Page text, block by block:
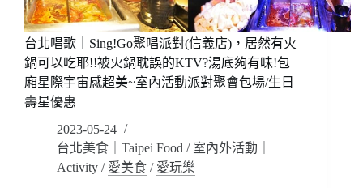
浪
住
宿
理!
南
寧
魚
市
場
新
台北唱歌｜Sing!Go聚唱派對(信義店)，居然有火
鍋可以吃耶!!被火鍋耽誤的KTV?湯底夠有味!包
廂星際宇宙感超美~室內活動派對聚會包場/生日
壽星優惠
2023-05-24
台北美食｜Taipei Food / 室內外活動｜
Activity / 愛美食 / 愛玩樂